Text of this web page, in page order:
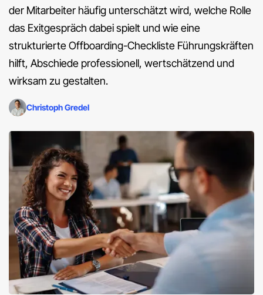
der Mitarbeiter häufig unterschätzt wird, welche Rolle
das Exitgespräch dabei spielt und wie eine
strukturierte Offboarding-Checkliste Führungskräften
hilft, Abschiede professionell, wertschätzend und
wirksam zu gestalten.
Christoph Gredel